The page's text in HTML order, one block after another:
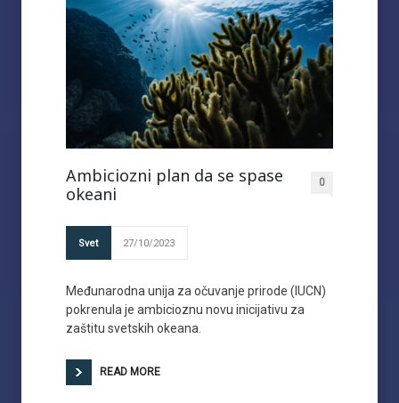
Ambiciozni plan da se spase
okeani
0
Svet 27/10/2023
Međunarodna unija za očuvanje prirode (IUCN)
pokrenula je ambicioznu novu inicijativu za
zaštitu svetskih okeana.
READ MORE